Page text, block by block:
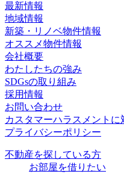
最新情報
地域情報
新築・リノベ物件情報
オススメ物件情報
会社概要
わたしたちの強み
SDGsの取り組み
採用情報
お問い合わせ
カスタマーハラスメントに
プライバシーポリシー
不動産を探している方
お部屋を借りたい